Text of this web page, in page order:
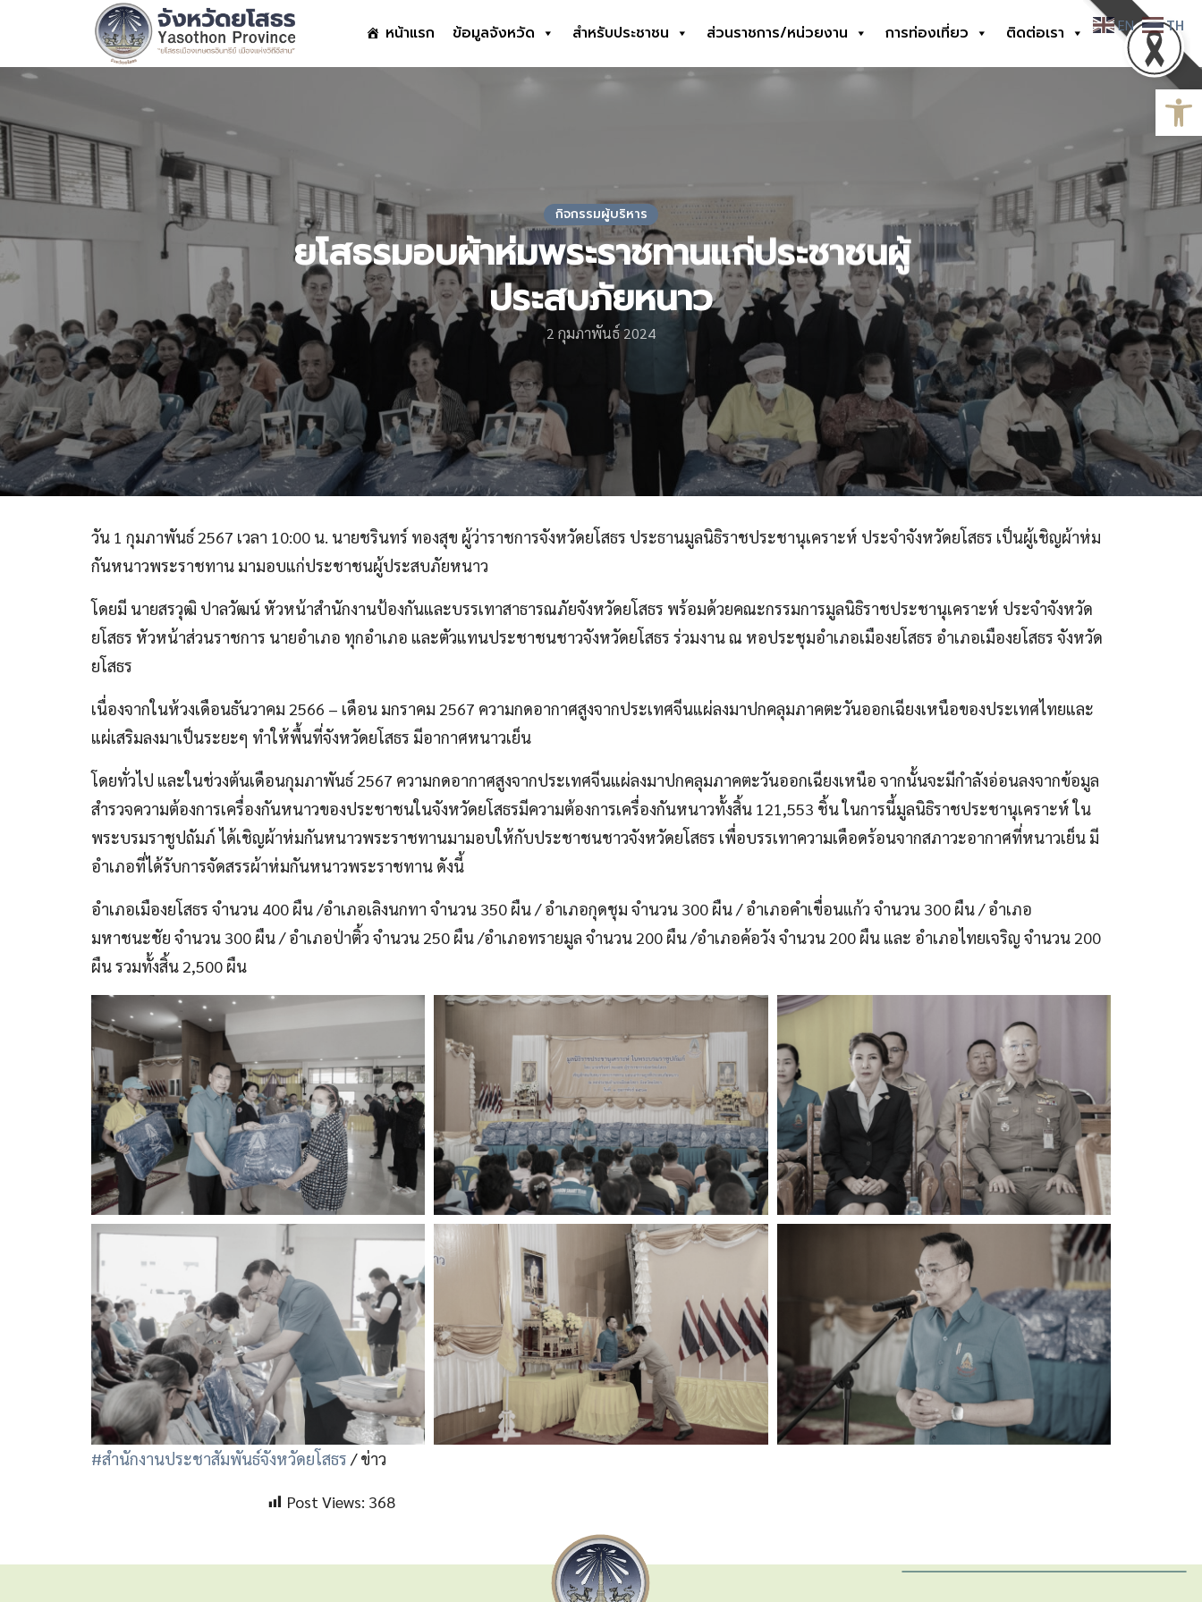
หน้าแรก ข้อมูลจังหวัด สำหรับประชาชน ส่วนราชการ/หน่วยงาน การท่องเที่ยว
ติดต่อเรา
กิจกรรมผู้บริหาร
ยโสธรมอบผ้าห่มพระราชทานแก่ประชาชนผู้
ประสบภัยหนาว
2 กุมภาพันธ์ 2024
วัน 1 กุมภาพันธ์ 2567 เวลา 10:00 น. นายชรินทร์ ทองสุข ผู้ว่าราชการจังหวัดยโสธร ประธานมูลนิธิราชประชานุเคราะห์ ประจำจังหวัดยโสธร เป็นผู้เชิญผ้าห่ม
กันหนาวพระราชทาน มามอบแก่ประชาชนผู้ประสบภัยหนาว
โดยมี นายสรวุฒิ ปาลวัฒน์ หัวหน้าสำนักงานป้องกันและบรรเทาสาธารณภัยจังหวัดยโสธร พร้อมด้วยคณะกรรมการมูลนิธิราชประชานุเคราะห์ ประจำจังหวัด
ยโสธร หัวหน้าส่วนราชการ นายอำเภอ ทุกอำเภอ และตัวแทนประชาชนชาวจังหวัดยโสธร ร่วมงาน ณ หอประชุมอำเภอเมืองยโสธร อำเภอเมืองยโสธร จังหวัด
ยโสธร
เนื่องจากในห้วงเดือนธันวาคม 2566 – เดือน มกราคม 2567 ความกดอากาศสูงจากประเทศจีนแผ่ลงมาปกคลุมภาคตะวันออกเฉียงเหนือของประเทศไทยและ
แผ่เสริมลงมาเป็นระยะๆ ทำให้พื้นที่จังหวัดยโสธร มีอากาศหนาวเย็น
โดยทั่วไป และในช่วงต้นเดือนกุมภาพันธ์ 2567 ความกดอากาศสูงจากประเทศจีนแผ่ลงมาปกคลุมภาคตะวันออกเฉียงเหนือ จากนั้นจะมีกำลังอ่อนลงจากข้อมูล
สำรวจความต้องการเครื่องกันหนาวของประชาชนในจังหวัดยโสธรมีความต้องการเครื่องกันหนาวทั้งสิ้น 121,553 ชิ้น ในการนี้มูลนิธิราชประชานุเคราะห์ ใน
พระบรมราชูปถัมภ์ ได้เชิญผ้าห่มกันหนาวพระราชทานมามอบให้กับประชาชนชาวจังหวัดยโสธร เพื่อบรรเทาความเดือดร้อนจากสภาวะอากาศที่หนาวเย็น มี
อำเภอที่ได้รับการจัดสรรผ้าห่มกันหนาวพระราชทาน ดังนี้
อำเภอเมืองยโสธร จำนวน 400 ผืน /อำเภอเลิงนกทา จำนวน 350 ผืน / อำเภอกุดชุม จำนวน 300 ผืน / อำเภอคำเขื่อนแก้ว จำนวน 300 ผืน / อำเภอ
มหาชนะชัย จำนวน 300 ผืน / อำเภอป่าติ้ว จำนวน 250 ผืน /อำเภอทรายมูล จำนวน 200 ผืน /อำเภอค้อวัง จำนวน 200 ผืน และ อำเภอไทยเจริญ จำนวน 200
ผืน รวมทั้งสิ้น 2,500 ผืน
#สำนักงานประชาสัมพันธ์จังหวัดยโสธร / ข่าว
Post Views: 368
EN TH